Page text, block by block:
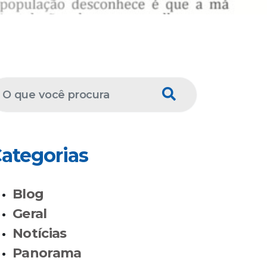
Blog
Geral
Notícias
Panorama